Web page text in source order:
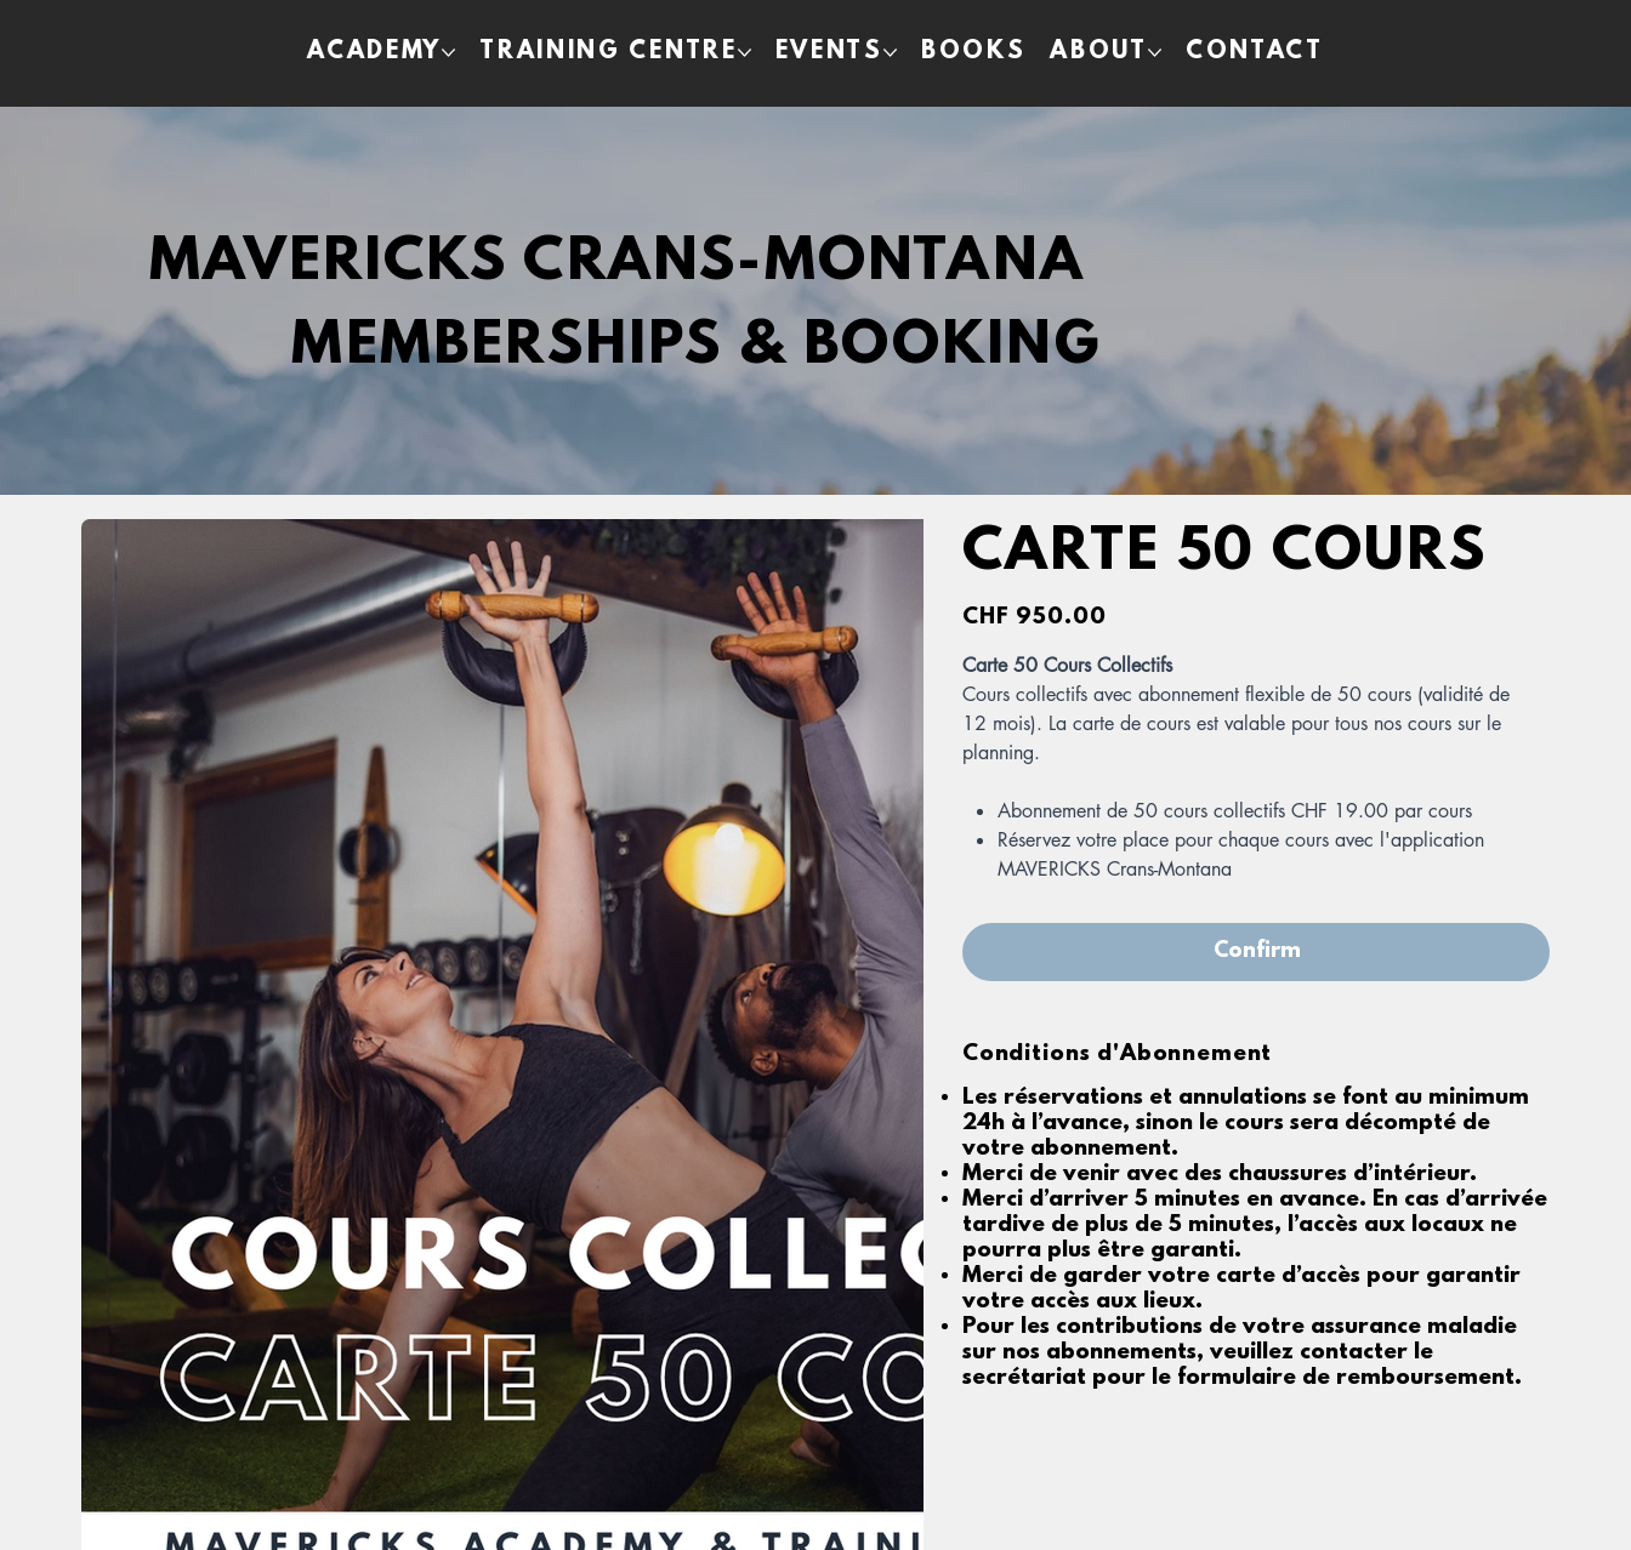
ACADEMY TRAINING CENTRE EVENTS BOOKS ABOUT CONTACT
MAVERICKS CRANS-MONTANA
MEMBERSHIPS & BOOKING
CARTE 50 COURS
Price
CHF 950.00
Carte 50 Cours Collectifs
Cours collectifs avec abonnement flexible de 50 cours (validité de
12 mois). La carte de cours est valable pour tous nos cours sur le
planning.
Abonnement de 50 cours collectifs CHF 19.00 par cours
Réservez votre place pour chaque cours avec l'application
MAVERICKS Crans-Montana
membres munis d'une KeyCard
Merci d'attendre 24hrs avant l'activation de votre carte
Confirm
Conditions d'Abonnement
Les réservations et annulations se font au minimum
24h à l’avance, sinon le cours sera décompté de
votre abonnement.
Merci de venir avec des chaussures d’intérieur.
Merci d’arriver 5 minutes en avance. En cas d’arrivée
tardive de plus de 5 minutes, l’accès aux locaux ne
pourra plus être garanti.
Merci de garder votre carte d’accès pour garantir
votre accès aux lieux.
Pour les contributions de votre assurance maladie
sur nos abonnements, veuillez contacter le
secrétariat pour le formulaire de remboursement.